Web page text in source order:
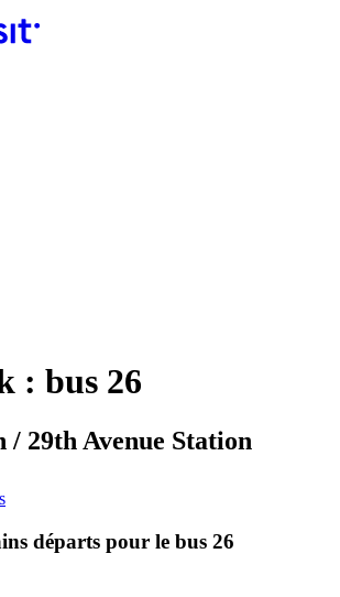
: bus 26
/ 29th Avenue Station
départs pour le bus 26